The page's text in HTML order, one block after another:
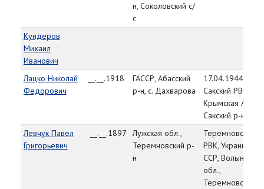
н, Соколовский с/
с
Кундеров
Михаил
Иванович
Лацко Николай
Федорович
__.__.1918
ГАССР, Абасский
р-н, с. Дахварова
17.04.1944,
Сакский РВК,
Крымская АССР,
Сакский р-н
Левчук Павел
Григорьевич
__.__.1897 Лужская обл.,
Теремновский р-
н
Теремновский
РВК, Украинская
ССР, Волынская
обл.,
Теремновский